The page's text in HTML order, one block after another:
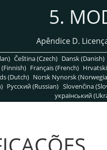
5.
Apêndice D.
Čeština (Czech) Dansk (Danish)
Français (French)
(Dutch) Norsk Nynorsk
Pусский (Russian) Slovenčina
український